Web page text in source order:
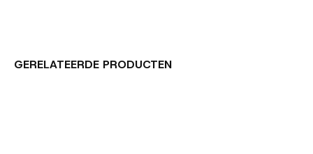
GERELATEERDE PRODUCTEN